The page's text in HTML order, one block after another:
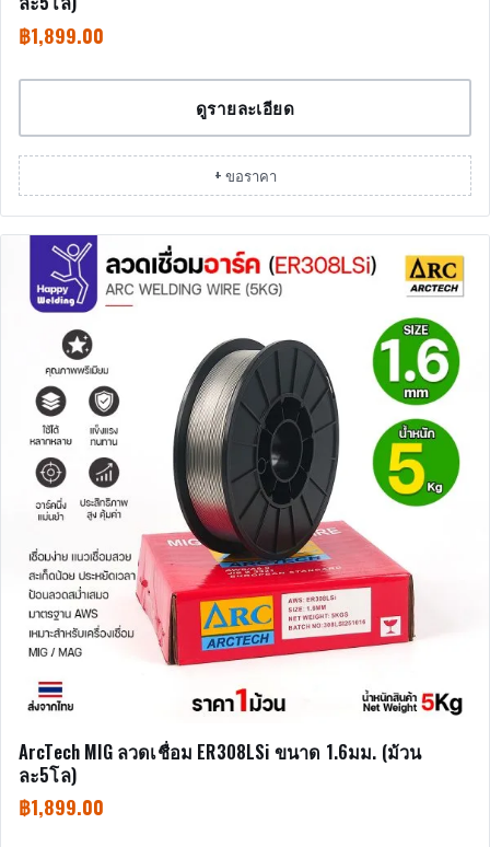
฿1,899.00
ดูรายละเอียด
+ ขอราคา
ArcTech MIG ลวดเชื่อม ER308LSi ขนาด 1.6มม. (ม้วน
ละ5โล)
฿1,899.00